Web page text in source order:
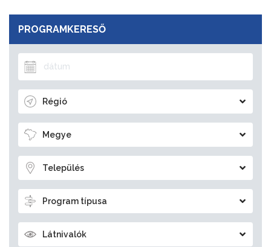
PROGRAMKERESŐ
Régió
Megye
Település
Program típusa
Látnivalók